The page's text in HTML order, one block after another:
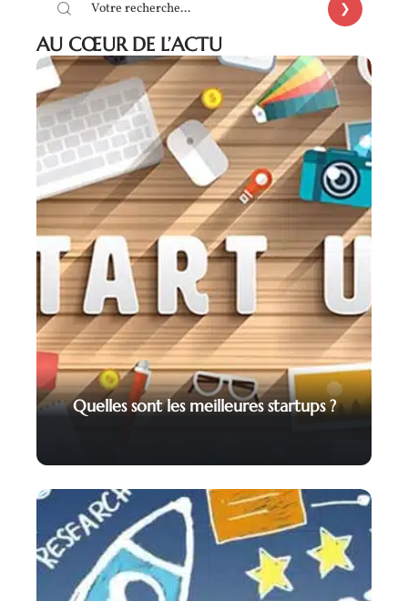
AU CŒUR DE L’ACTU
Quelles sont les meilleures startups ?